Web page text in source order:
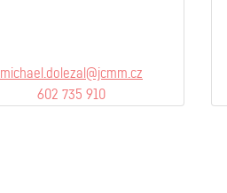
michael.dolezal@jcmm.cz
602 735 910